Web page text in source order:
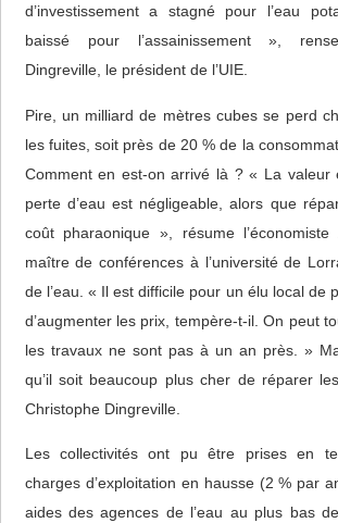
d’investissement a stagné pour l’eau
baissé pour l’assainissement »,
Dingreville, le président de l’UIE.
Pire, un milliard de mètres cubes se perd
les fuites, soit près de 20 % de la
Comment en est-on arrivé là ? « La valeur
perte d’eau est négligeable, alors que
coût pharaonique », résume l’économiste
maître de conférences à l’université de
de l’eau. « Il est difficile pour un élu local de
d’augmenter les prix, tempère-t-il. On peut
les travaux ne sont pas à un an près. »
qu’il soit beaucoup plus cher de réparer
Christophe Dingreville.
Les collectivités ont pu être prises en
charges d’exploitation en hausse (2 % par
aides des agences de l’eau au plus bas